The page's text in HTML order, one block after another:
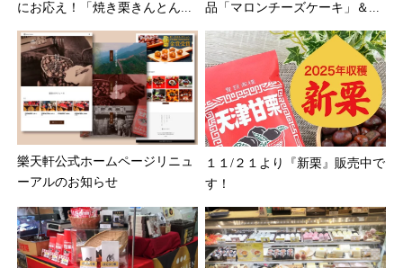
にお応え！「焼き栗きんとん...
品「マロンチーズケーキ」＆...
樂天軒公式ホームページリニュ
ーアルのお知らせ
１１/２１より『新栗』販売中で
す！